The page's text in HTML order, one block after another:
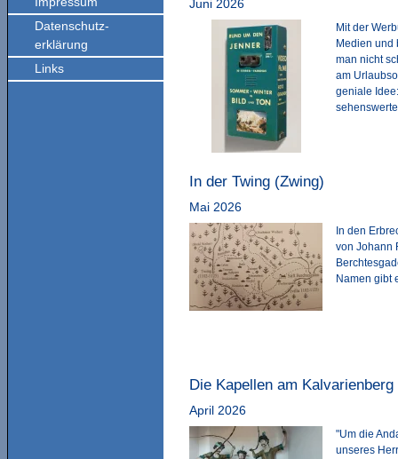
Datenschutz-
erklärung
Links
Juni 2026
Mit der
Medien und
man nicht
am
geniale
In der Twing (Zwing)
Mai 2026
In den
von Johann
Namen gibt
Die Kapellen am Kalvarienberg
April 2026
"Um die
unseres